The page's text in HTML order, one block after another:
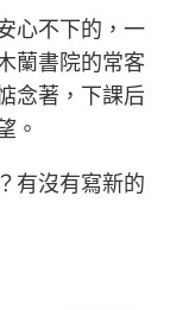
心不下的，一
蘭書院的常客
念著，下課后
。
有沒有寫新的